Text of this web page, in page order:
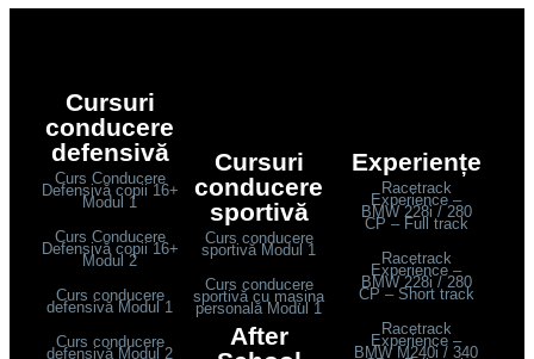
Cursuri
conducere
defensivă
Curs Conducere
Defensivă copii 16+
Modul 1
Curs Conducere
Defensivă copii 16+
Modul 2
Curs conducere
defensivă Modul 1
Curs conducere
defensivă Modul 2
Cursuri
conducere
sportivă
Curs conducere
sportivă Modul 1
Curs conducere
sportivă cu mașina
personală Modul 1
After
Experiențe
Racetrack
Experience –
BMW 228i / 280
CP – Full track
Racetrack
Experience –
BMW 228i / 280
CP – Short track
Racetrack
Experience –
BMW M240i / 340